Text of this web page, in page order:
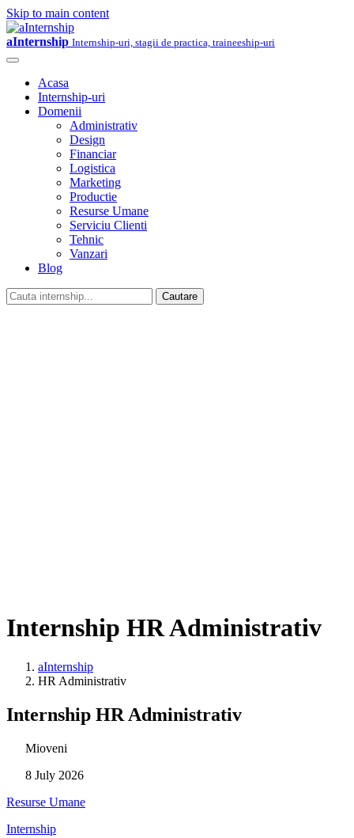
Skip to main content
aInternship Internship-uri, stagii de practica, traineeship-uri
Acasa
Internship-uri
Domenii
Administrativ
Design
Financiar
Logistica
Marketing
Productie
Resurse Umane
Serviciu Clienti
Tehnic
Vanzari
Blog
Cautare
Internship HR Administrativ
aInternship
HR Administrativ
Internship HR Administrativ
Mioveni
8 July 2026
Resurse Umane
Internship